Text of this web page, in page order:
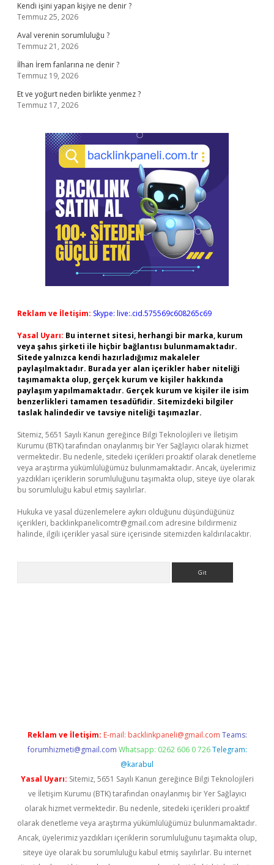
Kendi işini yapan kişiye ne denir ?
Temmuz 25, 2026
Aval verenin sorumluluğu ?
Temmuz 21, 2026
İlhan İrem fanlarına ne denir ?
Temmuz 19, 2026
Et ve yoğurt neden birlikte yenmez ?
Temmuz 17, 2026
Reklam ve İletişim: Skype: live:.cid.575569c608265c69
Yasal Uyarı: Bu internet sitesi, herhangi bir marka, kurum
veya şahıs şirketi ile hiçbir bağlantısı bulunmamaktadır.
Sitede yalnızca kendi hazırladığımız makaleler
paylaşılmaktadır. Burada yer alan içerikler haber niteliği
taşımamakta olup, gerçek kurum ve kişiler hakkında
paylaşım yapılmamaktadır. Gerçek kurum ve kişiler ile isim
benzerlikleri tamamen tesadüfidir. Sitemizdeki bilgiler
taslak halindedir ve tavsiye niteliği taşımazlar.
Sitemiz, 5651 Sayılı Kanun gereğince Bilgi Teknolojileri ve İletişim
Kurumu (BTK) tarafından onaylanmış bir Yer Sağlayıcı olarak hizmet
vermektedir. Bu nedenle, sitedeki içerikleri proaktif olarak denetleme
veya araştırma yükümlülüğümüz bulunmamaktadır. Ancak, üyelerimiz
yazdıkları içeriklerin sorumluluğunu taşımakta olup, siteye üye olarak
bu sorumluluğu kabul etmiş sayılırlar.
Hukuka ve yasal düzenlemelere aykırı olduğunu düşündüğünüz
içerikleri, backlinkpanelicomtr@gmail.com adresine bildirmeniz
halinde, ilgili içerikler yasal süre içerisinde sitemizden kaldırılacaktır.
Reklam ve İletişim: E-mail: backlinkpaneli@gmail.com Teams:
forumhizmeti@gmail.com Whatsapp: 0262 606 0 726 Telegram:
@karabul
Yasal Uyarı: Sitemiz, 5651 Sayılı Kanun gereğince Bilgi Teknolojileri
ve İletişim Kurumu (BTK) tarafından onaylanmış bir Yer Sağlayıcı
olarak hizmet vermektedir. Bu nedenle, sitedeki içerikleri proaktif
olarak denetleme veya araştırma yükümlülüğümüz bulunmamaktadır.
Ancak, üyelerimiz yazdıkları içeriklerin sorumluluğunu taşımakta olup,
siteye üye olarak bu sorumluluğu kabul etmiş sayılırlar. Bu internet